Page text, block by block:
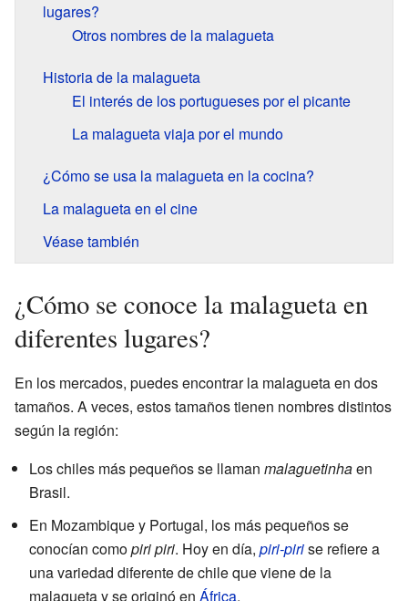
lugares?
Otros nombres de la malagueta
Historia de la malagueta
El interés de los portugueses por el picante
La malagueta viaja por el mundo
¿Cómo se usa la malagueta en la cocina?
La malagueta en el cine
Véase también
¿Cómo se conoce la malagueta en
diferentes lugares?
En los mercados, puedes encontrar la malagueta en dos
tamaños. A veces, estos tamaños tienen nombres distintos
según la región:
Los chiles más pequeños se llaman malaguetinhaen
Brasil.
En Mozambique y Portugal, los más pequeños se
conocían comopiri piri. Hoy en día, piri-pirise refiere a
una variedad diferente de chile que viene de la
malagueta y se originó en África.